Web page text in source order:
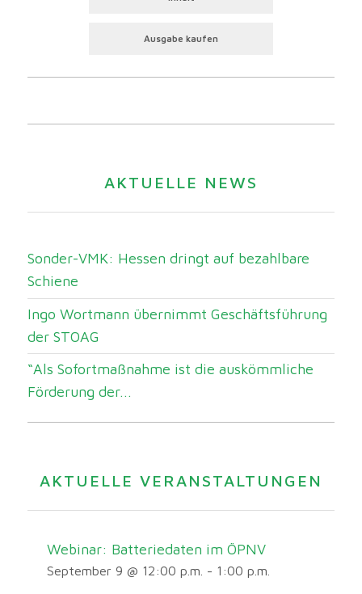
Ausgabe kaufen
AKTUELLE NEWS
Sonder-VMK: Hessen dringt auf bezahlbare
Schiene
Ingo Wortmann übernimmt Geschäftsführung
der STOAG
“Als Sofortmaßnahme ist die auskömmliche
Förderung der...
AKTUELLE VERANSTALTUNGEN
Webinar: Batteriedaten im ÖPNV
September 9 @ 12:00 p.m. - 1:00 p.m.